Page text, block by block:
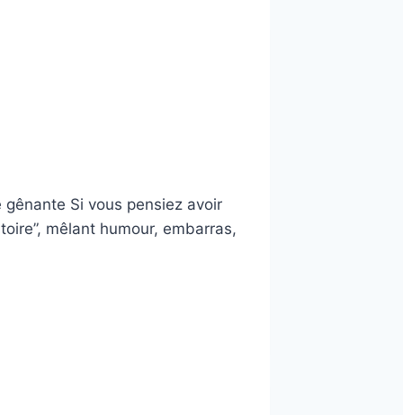
Si vous pensiez avoir
mêlant humour, embarras,